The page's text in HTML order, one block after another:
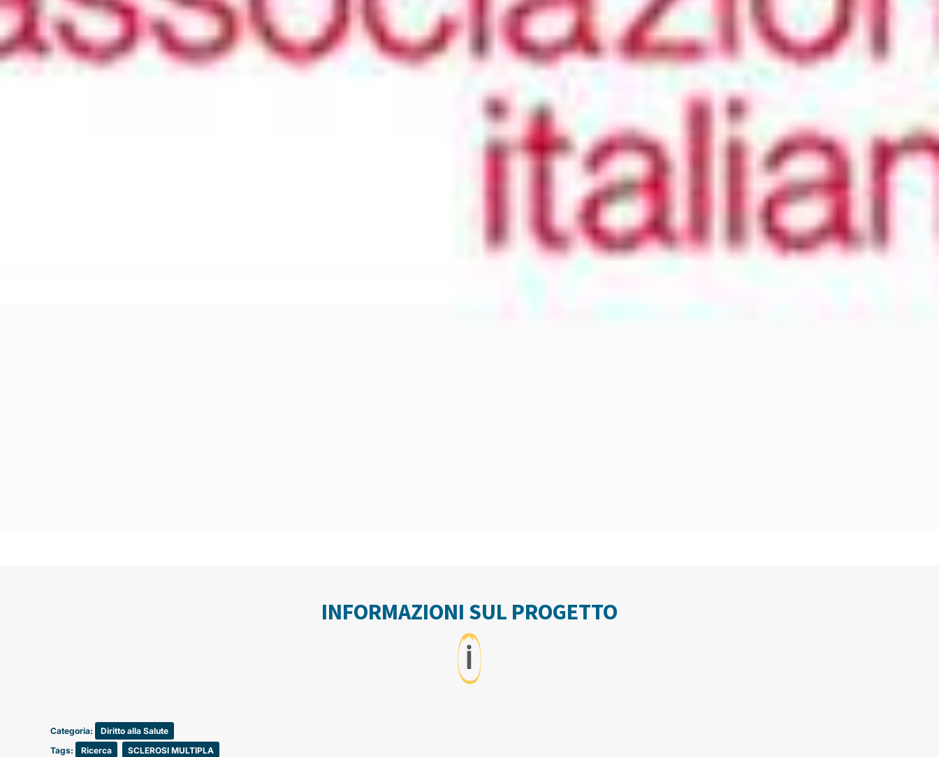
INFORMAZIONI SUL PROGETTO
ℹ️
Categoria:
Diritto alla Salute
Tags:
Ricerca SCLEROSI MULTIPLA